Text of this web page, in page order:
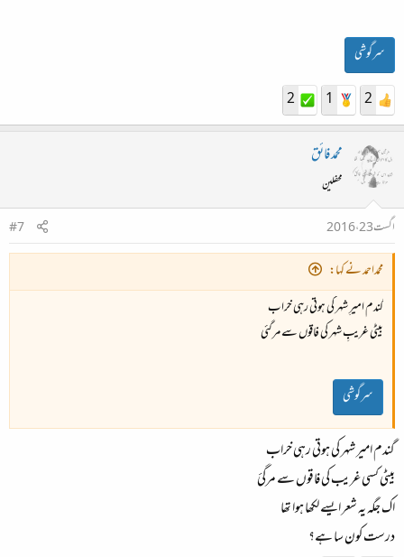
سرگوشی
2
1
2
محمد فائق
محفلین
اگست 23، 2016
#7
محمداحمد نے کہا:
گندم امیرِ شہر کی ہوتی رہی خراب
بیٹی غریبِ شہر کی فاقوں سے مرگئی
سرگوشی
گندم امیر شہر کی ہوتی رہی خراب
بیٹی کسی غریب کی فاقوں سے مرگئ
اک جگہ یہ شعر ایسے لکھا ہوا تھا
درست کون سا ہے؟